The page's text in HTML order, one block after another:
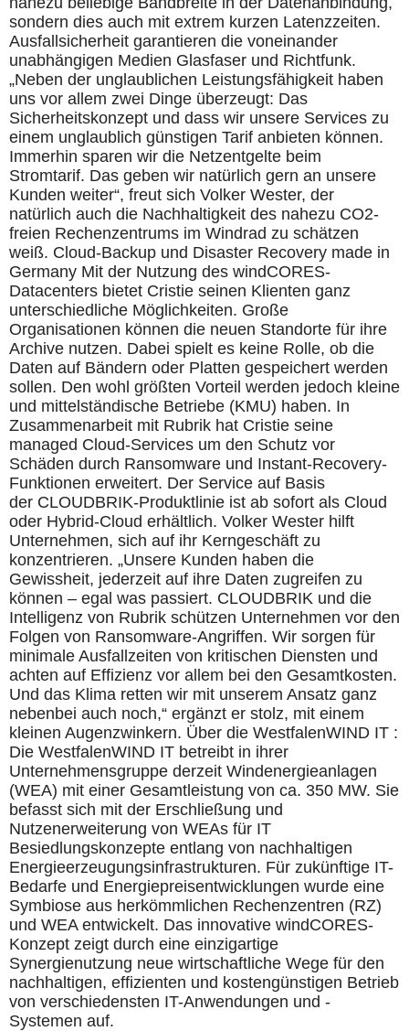
sondern dies auch mit extrem kurzen Latenzzeiten.
Ausfallsicherheit garantieren die voneinander
unabhängigen Medien Glasfaser und Richtfunk.
„Neben der unglaublichen Leistungsfähigkeit haben
uns vor allem zwei Dinge überzeugt: Das
Sicherheitskonzept und dass wir unsere Services zu
einem unglaublich günstigen Tarif anbieten können.
Immerhin sparen wir die Netzentgelte beim
Stromtarif. Das geben wir natürlich gern an unsere
Kunden weiter“, freut sich Volker Wester, der
natürlich auch die Nachhaltigkeit des nahezu CO2-
freien Rechenzentrums im Windrad zu schätzen
weiß. Cloud-Backup und Disaster Recovery made in
Germany Mit der Nutzung des windCORES-
Datacenters bietet Cristie seinen Klienten ganz
unterschiedliche Möglichkeiten. Große
Organisationen können die neuen Standorte für ihre
Archive nutzen. Dabei spielt es keine Rolle, ob die
Daten auf Bändern oder Platten gespeichert werden
sollen. Den wohl größten Vorteil werden jedoch kleine
und mittelständische Betriebe (KMU) haben. In
Zusammenarbeit mit Rubrik hat Cristie seine
managed Cloud-Services um den Schutz vor
Schäden durch Ransomware und Instant-Recovery-
Funktionen erweitert. Der Service auf Basis
der CLOUDBRIK-Produktlinie ist ab sofort als Cloud
oder Hybrid-Cloud erhältlich. Volker Wester hilft
Unternehmen, sich auf ihr Kerngeschäft zu
konzentrieren. „Unsere Kunden haben die
Gewissheit, jederzeit auf ihre Daten zugreifen zu
können – egal was passiert. CLOUDBRIK und die
Intelligenz von Rubrik schützen Unternehmen vor den
Folgen von Ransomware-Angriffen. Wir sorgen für
minimale Ausfallzeiten von kritischen Diensten und
achten auf Effizienz vor allem bei den Gesamtkosten.
Und das Klima retten wir mit unserem Ansatz ganz
nebenbei auch noch,“ ergänzt er stolz, mit einem
kleinen Augenzwinkern. Über die WestfalenWIND IT :
Die WestfalenWIND IT betreibt in ihrer
Unternehmensgruppe derzeit Windenergieanlagen
(WEA) mit einer Gesamtleistung von ca. 350 MW. Sie
befasst sich mit der Erschließung und
Nutzenerweiterung von WEAs für IT
Besiedlungskonzepte entlang von nachhaltigen
Energieerzeugungsinfrastrukturen. Für zukünftige IT-
Bedarfe und Energiepreisentwicklungen wurde eine
Symbiose aus herkömmlichen Rechenzentren (RZ)
und WEA entwickelt. Das innovative windCORES-
Konzept zeigt durch eine einzigartige
Synergienutzung neue wirtschaftliche Wege für den
nachhaltigen, effizienten und kostengünstigen Betrieb
von verschiedensten IT-Anwendungen und -
Systemen auf.